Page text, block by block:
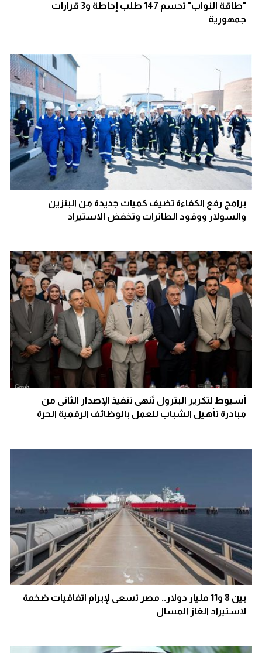
"طاقة النواب" تحسم 147 طلب إحاطة و3 قرارات
جمهورية
برامج رفع الكفاءة تضيف كميات جديدة من البنزين
والسولار ووقود الطائرات وتخفض الاستيراد
أسيوط لتكرير البترول تُنهى تنفيذ الإصدار الثانى من
مبادرة تأهيل الشباب للعمل بالوظائف الرقمية الحرة
بين 8 و11 مليار دولار.. مصر تسعى لإبرام اتفاقيات ضخمة
لاستيراد الغاز المسال